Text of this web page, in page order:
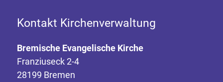
Kontakt Kirchenverwaltung
Bremische Evangelische Kirche
Franziuseck 2-4
28199 Bremen